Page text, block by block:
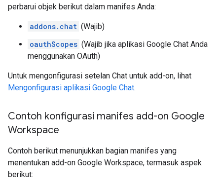
perbarui objek berikut dalam manifes Anda:
addons.chat (Wajib)
oauthScopes (Wajib jika aplikasi Google Chat Anda
menggunakan OAuth)
Untuk mengonfigurasi setelan Chat untuk add-on, lihat
Mengonfigurasi aplikasi Google Chat.
Contoh konfigurasi manifes add-on Google
Workspace
Contoh berikut menunjukkan bagian manifes yang
menentukan add-on Google Workspace, termasuk aspek
berikut: